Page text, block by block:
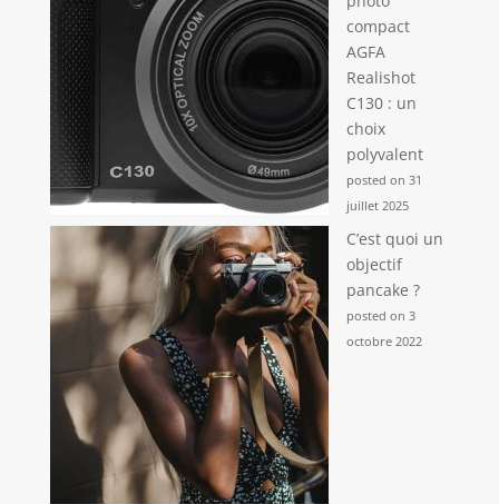
compact
AGFA
Realishot
C130 : un
choix
polyvalent
posted on 31
juillet 2025
C’est quoi un
objectif
pancake ?
posted on 3
octobre 2022